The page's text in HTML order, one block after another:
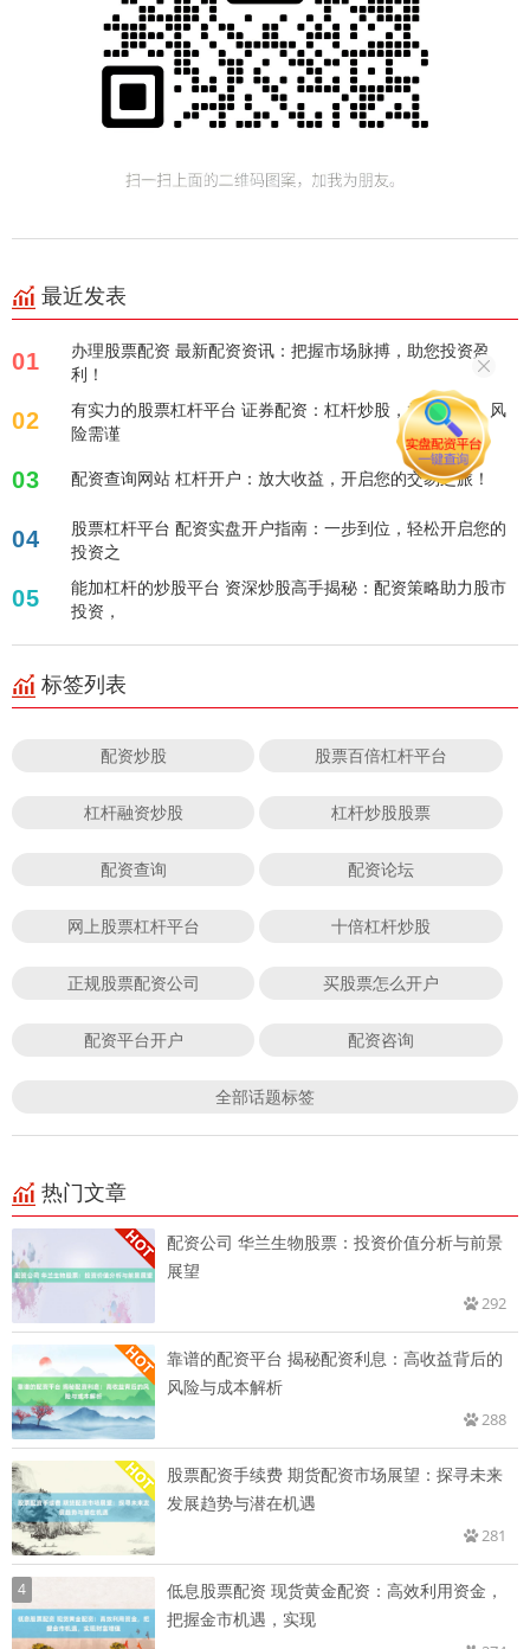
最近发表
01
办理股票配资 最新配资资讯：把握市场脉搏，助您投资盈
利！
02
有实力的股票杠杆平台 证券配资：杠杆炒股，放大收益，风
险需谨
03 配资查询网站 杠杆开户：放大收益，开启您的交易之旅！
04
股票杠杆平台 配资实盘开户指南：一步到位，轻松开启您的
投资之
05
能加杠杆的炒股平台 资深炒股高手揭秘：配资策略助力股市
投资，
标签列表
配资炒股 股票百倍杠杆平台
杠杆融资炒股 杠杆炒股股票
配资查询 配资论坛
网上股票杠杆平台 十倍杠杆炒股
正规股票配资公司 买股票怎么开户
配资平台开户 配资咨询
全部话题标签
热门文章
配资公司 华兰生物股票：投资价值分析与前景
展望
292
靠谱的配资平台 揭秘配资利息：高收益背后的
风险与成本解析
288
股票配资手续费 期货配资市场展望：探寻未来
发展趋势与潜在机遇
281
4
低息股票配资 现货黄金配资：高效利用资金，
把握金市机遇，实现